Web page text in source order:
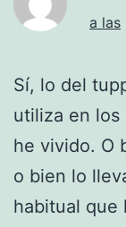
a las
Sí, lo del
utiliza en los
he vivido. O
o bien lo
habitual que